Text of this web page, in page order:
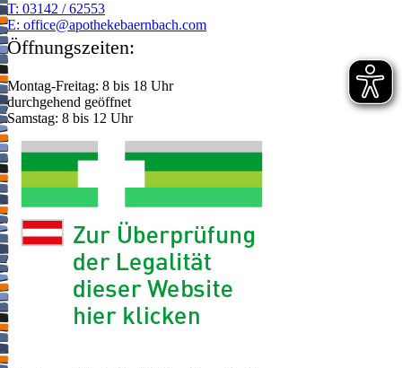
T: 03142 / 62553
E: moc.hcabnreabekehtopa@eciffo
Öffnungszeiten:
Montag-Freitag: 8 bis 18 Uhr
durchgehend geöffnet
Samstag: 8 bis 12 Uhr